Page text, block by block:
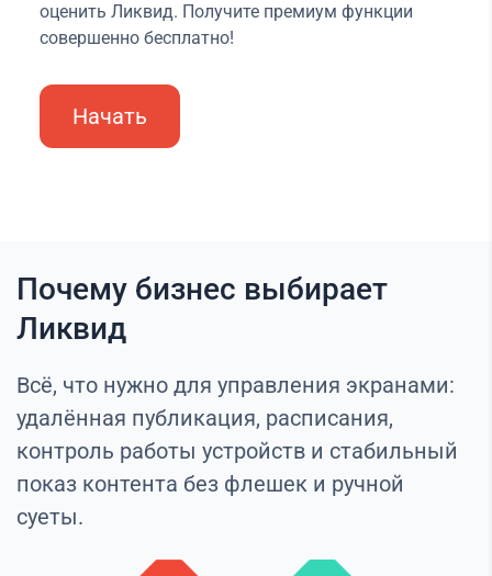
оценить Ликвид. Получите премиум функции
совершенно бесплатно!
Начать
Почему бизнес выбирает
Ликвид
Всё, что нужно для управления экранами:
удалённая публикация, расписания,
контроль работы устройств и стабильный
показ контента без флешек и ручной
суеты.